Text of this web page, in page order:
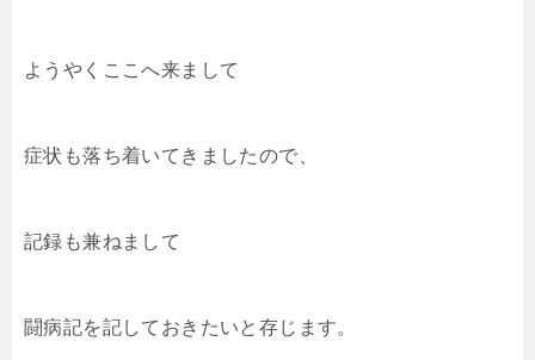
ようやくここへ来まして
症状も落ち着いてきましたので、
記録も兼ねまして
闘病記を記しておきたいと存じます。